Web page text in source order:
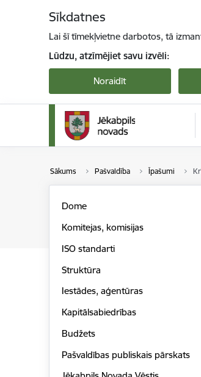
Sīkdatnes
Lai šī tīmekļvietne darbotos, tā
Lūdzu, atzīmējiet savu izvēli:
Noraidīt
Sākums Pašvaldība Īpašumi
Dome
Komitejas, komisijas
ISO standarti
Struktūra
Iestādes, aģentūras
Kapitālsabiedrības
Budžets
Pašvaldības publiskais pārskats